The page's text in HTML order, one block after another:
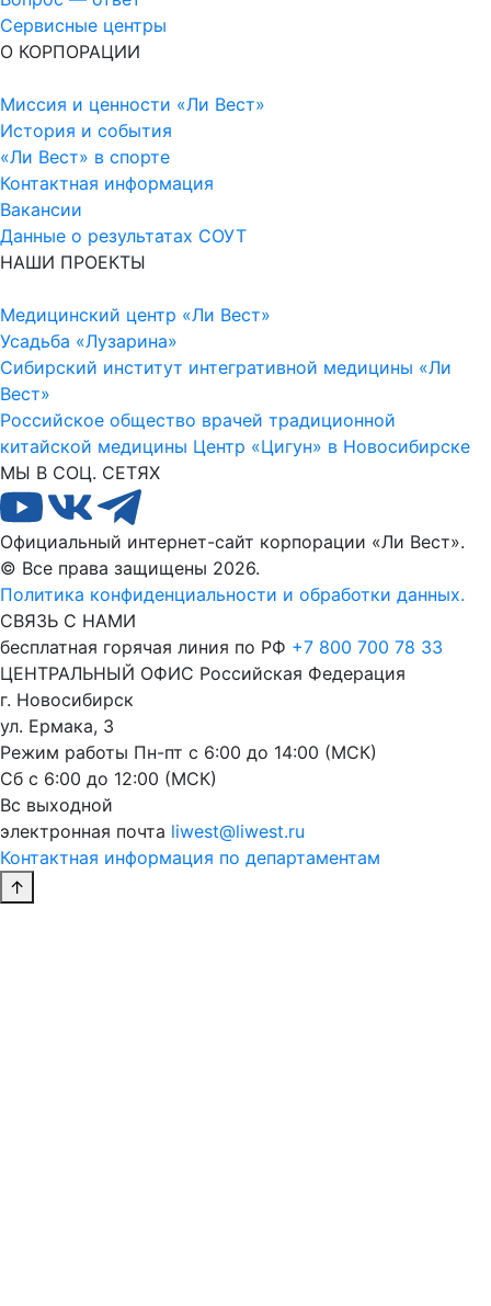
Сервисные центры
О КОРПОРАЦИИ
Миссия и ценности «Ли Вест»
История и события
«Ли Вест» в спорте
Контактная информация
Вакансии
Данные о результатах СОУТ
НАШИ ПРОЕКТЫ
Медицинский центр «Ли Вест»
Усадьба «Лузарина»
Сибирский институт интегративной медицины «Ли
Вест»
Российское общество врачей традиционной
китайской медицины Центр «Цигун» в Новосибирске
МЫ В СОЦ. СЕТЯХ
Официальный интернет-сайт корпорации «Ли Вест».
© Все права защищены 2026.
Политика конфиденциальности и обработки данных.
СВЯЗЬ С НАМИ
бесплатная горячая линия по РФ +7 800 700 78 33
ЦЕНТРАЛЬНЫЙ ОФИС Российская Федерация
г. Новосибирск
ул. Ермака, 3
Режим работы Пн-пт с 6:00 до 14:00 (МСК)
Сб с 6:00 до 12:00 (МСК)
Вс выходной
электронная почта liwest@liwest.ru
Контактная информация по департаментам
↑